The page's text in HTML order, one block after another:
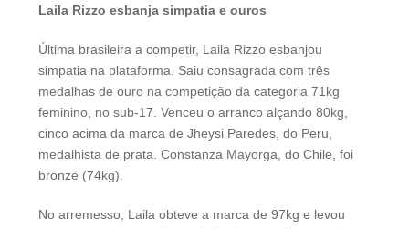
Laila Rizzo esbanja simpatia e ouros
Última brasileira a competir, Laila Rizzo esbanjou
simpatia na plataforma. Saiu consagrada com três
medalhas de ouro na competição da categoria 71kg
feminino, no sub-17. Venceu o arranco alçando 80kg,
cinco acima da marca de Jheysi Paredes, do Peru,
medalhista de prata. Constanza Mayorga, do Chile, foi
bronze (74kg).
No arremesso, Laila obteve a marca de 97kg e levou